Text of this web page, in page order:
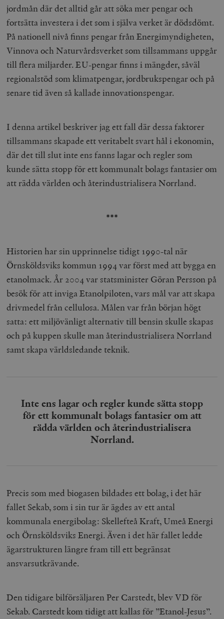
jordmån där det alltid går att söka mer pengar och
fortsätta investera i det som i själva verket är dödsdömt.
På nationell nivå finns pengar från Energimyndigheten,
Vinnova och Naturvårdsverket som tillsammans uppgår
till flera miljarder. EU-pengar finns i mängder, såväl
regionalstöd som klimatpengar, jordbrukspengar och på
senare tid även så kallade innovationspengar.
I denna artikel beskriver jag ett fall där dessa faktorer
tillsammans skapade ett veritabelt svart hål i ekonomin,
där det till slut inte ens fanns lagar och regler som
kunde sätta stopp för ett kommunalt bolags fantasier om
att rädda världen och återindustrialisera Norrland.
***
Historien har sin upprinnelse tidigt 1990-tal när
Örnsköldsviks kommun 1994 var först med att bygga en
etanolmack. År 2004 var statsminister Göran Persson på
besök för att inviga Etanolpiloten, vars mål var att skapa
drivmedel från cellulosa. Målen var från början högt
satta: ett miljövänligt alternativ till bensin skulle skapas
och på kuppen skulle man återindustrialisera Norrland
samt skapa världsledande teknik.
Inte ens lagar och regler kunde sätta stopp
för ett kommunalt bolags fantasier om att
rädda världen och återindustrialisera
Norrland.
Precis som med biogasen bildades ett bolag, i det här
fallet Sekab, som i sin tur är ägdes av ett antal
kommunala energibolag: Skellefteå Kraft, Umeå Energi
och Örnsköldsviks Energi. Även i det här fallet ledde
ägarstrukturen längre fram till ett begränsat
ansvarsutkrävande.
Den tidigare bilförsäljaren Per Carstedt, blev VD för
Sekab. Carstedt kom tidigt att kallas för ”Etanol-Jesus”.